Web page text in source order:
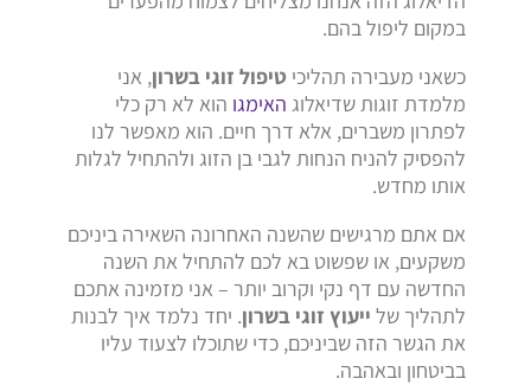
במקום ליפול בהם.
כשאני מעבירה תהליכי טיפול זוגי בשרון, אני
מלמדת זוגות שדיאלוג האימגו הוא לא רק כלי
לפתרון משברים, אלא דרך חיים. הוא מאפשר לנו
להפסיק להניח הנחות לגבי בן הזוג ולהתחיל לגלות
אותו מחדש.
אם אתם מרגישים שהשנה האחרונה השאירה ביניכם
משקעים, או שפשוט בא לכם להתחיל את השנה
החדשה עם דף נקי וקרוב יותר – אני מזמינה אתכם
לתהליך של ייעוץ זוגי בשרון. יחד נלמד איך לבנות
את הגשר הזה שביניכם, כדי שתוכלו לצעוד עליו
בביטחון ובאהבה.